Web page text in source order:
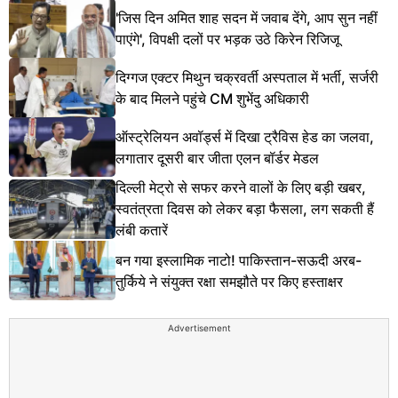
'जिस दिन अमित शाह सदन में जवाब देंगे, आप सुन नहीं
पाएंगे', विपक्षी दलों पर भड़क उठे किरेन रिजिजू
दिग्गज एक्टर मिथुन चक्रवर्ती अस्पताल में भर्ती, सर्जरी
के बाद मिलने पहुंचे CM शुभेंदु अधिकारी
ऑस्ट्रेलियन अवॉर्ड्स में दिखा ट्रैविस हेड का जलवा,
लगातार दूसरी बार जीता एलन बॉर्डर मेडल
दिल्ली मेट्रो से सफर करने वालों के लिए बड़ी खबर,
स्वतंत्रता दिवस को लेकर बड़ा फैसला, लग सकती हैं
लंबी कतारें
बन गया इस्लामिक नाटो! पाकिस्तान-सऊदी अरब-
तुर्किये ने संयुक्त रक्षा समझौते पर किए हस्ताक्षर
Advertisement